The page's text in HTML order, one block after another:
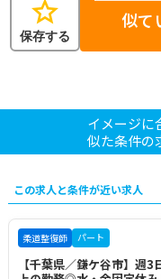
star
保存する
似て
イメージに
似た条件の
この求人と条件が近い求人
柔道整復師 パート
【千葉県／鎌ケ谷市】週3